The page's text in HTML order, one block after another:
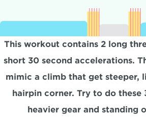
This workout contains 2 long
short 30 second accelerations.
mimic a climb that get steeper,
hairpin corner. Try to do these
heavier gear and standing